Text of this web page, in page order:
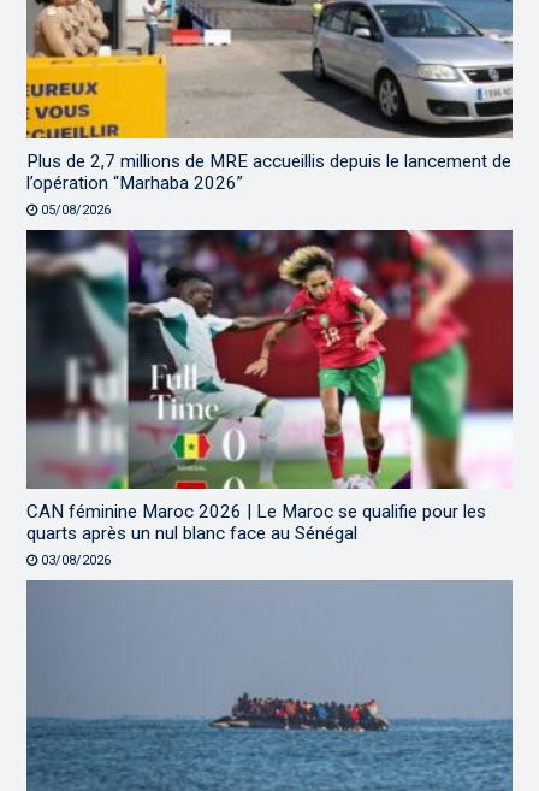
Plus de 2,7 millions de MRE accueillis depuis le lancement de
l’opération “Marhaba 2026”
05/08/2026
CAN féminine Maroc 2026 | Le Maroc se qualifie pour les
quarts après un nul blanc face au Sénégal
03/08/2026